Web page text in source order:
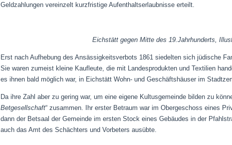
Geldzahlungen vereinzelt kurzfristige Aufenthaltserlaubnisse erteilt.
Eichstätt gegen Mitte des 19.Jahrhunderts,
Erst nach Aufhebung des Ansässigkeitsverbots 1861 siedelten sich jüdische
Sie waren zumeist kleine Kaufleute, die mit Landesprodukten und Textilien
es ihnen bald möglich war, in Eichstätt Wohn- und Geschäftshäuser im
Da ihre Zahl aber zu gering war, um eine eigene Kultusgemeinde bilden zu
Betgesellschaft“ zusammen. Ihr erster Betraum war im Obergeschoss eines
dann der Betsaal der Gemeinde im ersten Stock eines Gebäudes in der
auch das Amt des Schächters und Vorbeters ausübte.